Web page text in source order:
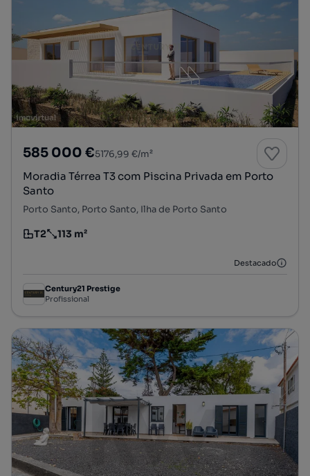
585 000 €5176,99 €/m²
Moradia Térrea T3 com Piscina Privada em Porto
Santo
Porto Santo, Porto Santo, Ilha de Porto Santo
Tipologia
T2
Preço por metro quadrado
113 m²
Destacado
Century21 Prestige
Profissional